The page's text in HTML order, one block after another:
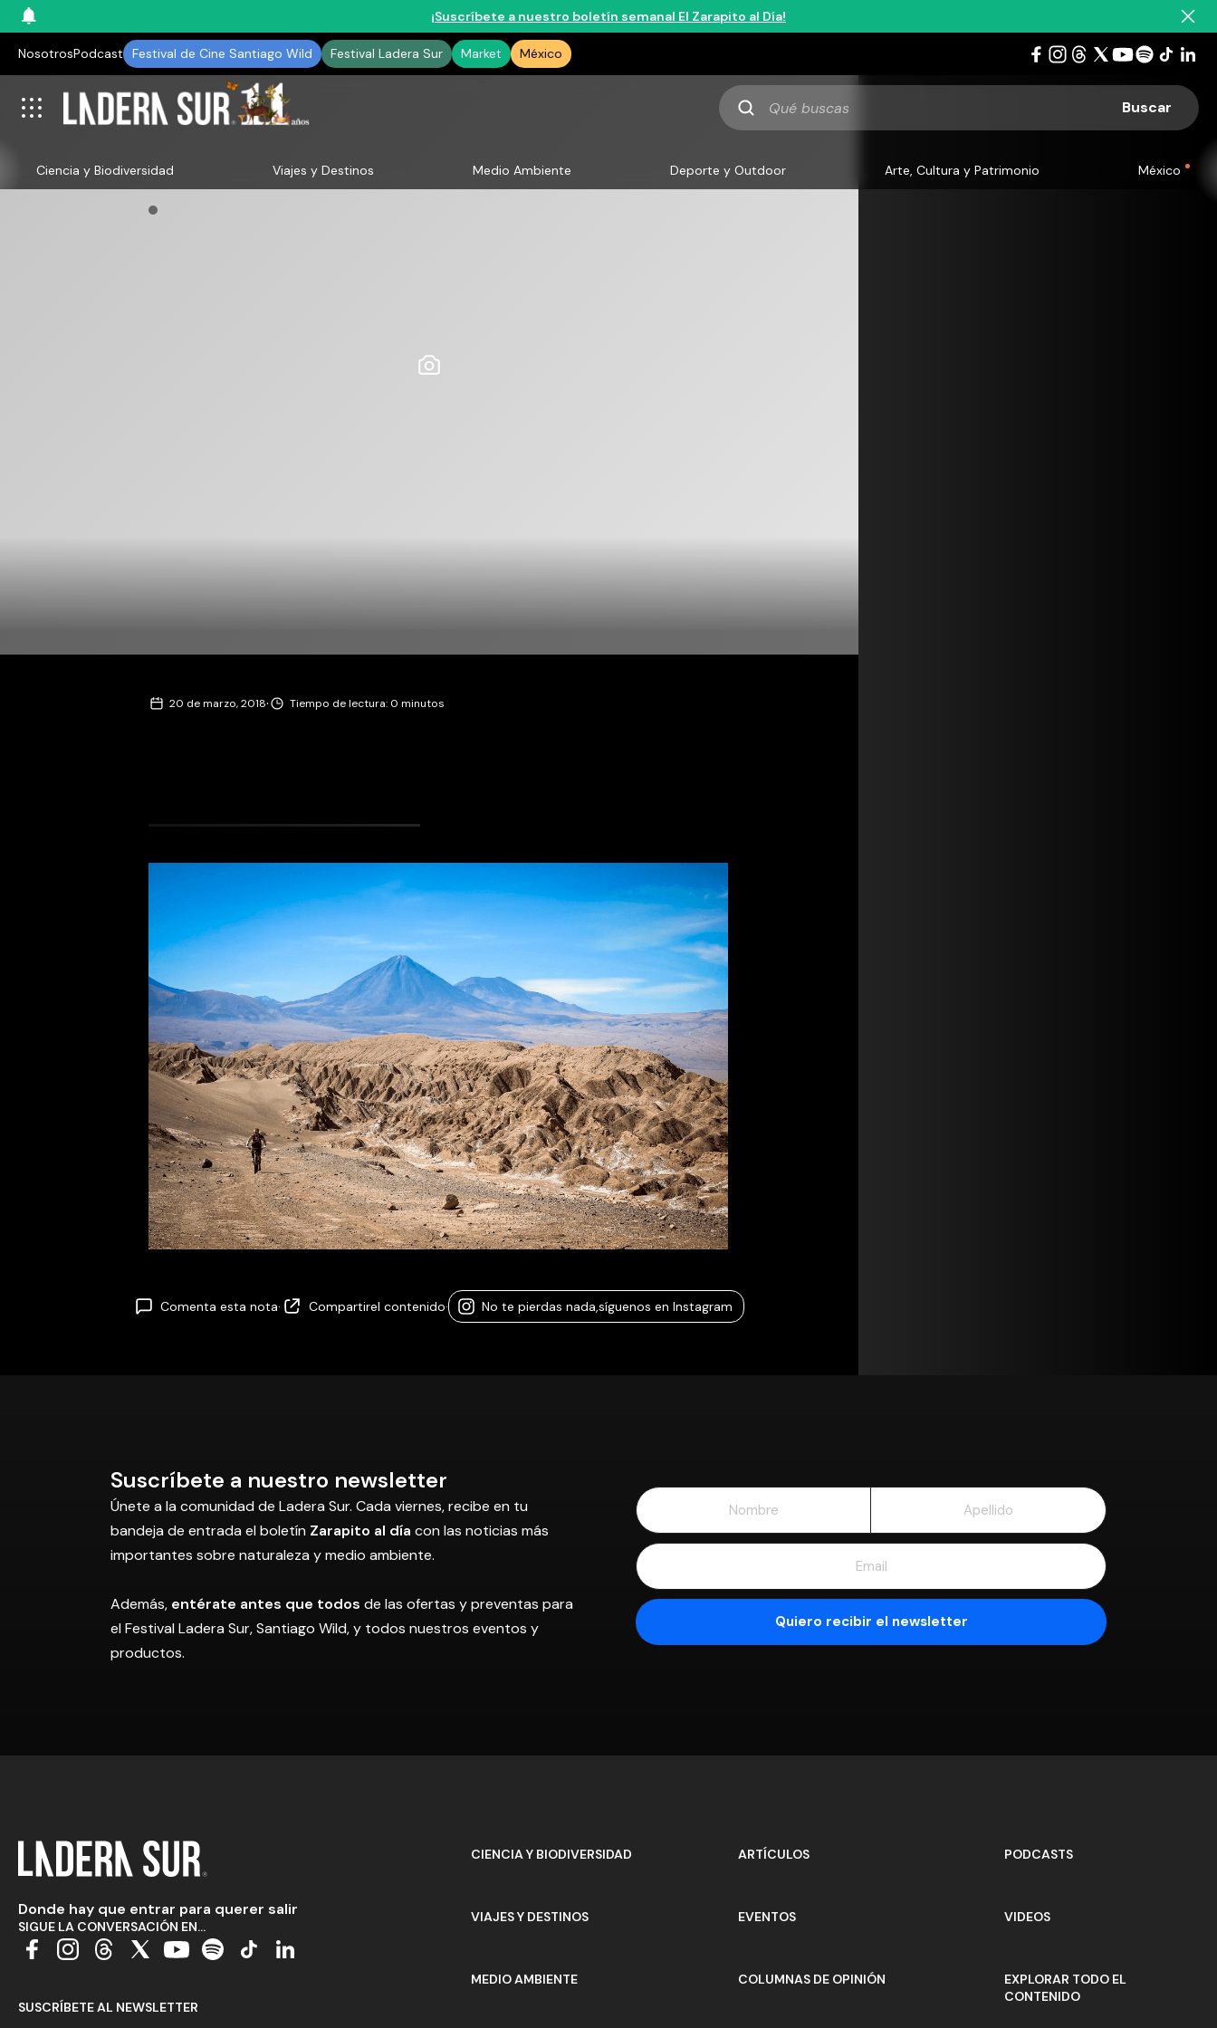
¡Suscríbete a nuestro boletín semanal El Zarapito al Día!
NosotrosPodcast Festival de Cine Santiago Wild Festival Ladera Sur Market México
Qué
buscas
Ciencia y Biodiversidad Viajes y Destinos Medio Ambiente Deporte y Outdoor Arte, Cultura y Patrimonio México
20 de marzo, 2018· Tiempo de lectura: 0 minutos
Comenta esta nota· Compartirel contenido· No te pierdas nada,síguenos en Instagram
Suscríbete a nuestro newsletter
Únete a la comunidad de Ladera Sur. Cada viernes, recibe en tu
bandeja de entrada el boletín Zarapito al día con las noticias más
importantes sobre naturaleza y medio ambiente.
Además, entérate antes que todos de las ofertas y preventas para
el Festival Ladera Sur, Santiago Wild, y todos nuestros eventos y
productos.
Donde hay que entrar para querer salir
SIGUE LA CONVERSACIÓN EN...
SUSCRÍBETE AL NEWSLETTER
CIENCIA Y BIODIVERSIDAD
VIAJES Y DESTINOS
MEDIO AMBIENTE
ARTÍCULOS
EVENTOS
COLUMNAS DE OPINIÓN
PODCASTS
VIDEOS
EXPLORAR TODO EL
CONTENIDO